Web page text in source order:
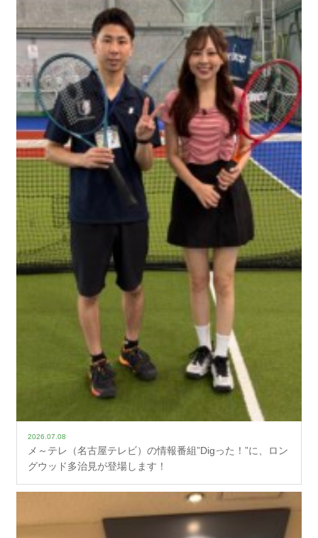
2026.07.08
メ～テレ（名古屋テレビ）の情報番組”Digった！”に、ロン
グウッド多治見が登場します！